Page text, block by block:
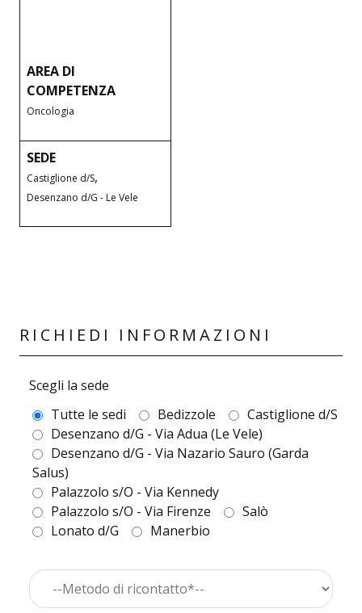
AREA DI
COMPETENZA
Oncologia
SEDE
Castiglione d/S,
Desenzano d/G - Le Vele
RICHIEDI INFORMAZIONI
Scegli la sede
Tutte le sedi
Bedizzole
Castiglione d/S
Desenzano d/G - Via Adua (Le Vele)
Desenzano d/G - Via Nazario Sauro (Garda
Salus)
Palazzolo s/O - Via Kennedy
Palazzolo s/O - Via Firenze
Salò
Lonato d/G
Manerbio